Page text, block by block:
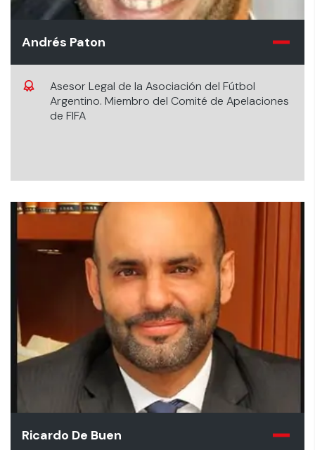
Andrés Paton
Asesor Legal de la Asociación del Fútbol
Argentino. Miembro del Comité de Apelaciones
de FIFA
Ricardo De Buen